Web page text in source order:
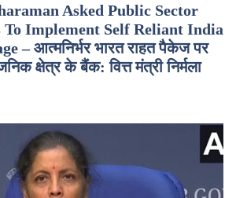
Asked Public Sector
To Implement Self Reliant India
– आत्मनिर्भर भारत राहत पैकेज पर
क्षेत्र के बैंक: वित्त मंत्री निर्मला